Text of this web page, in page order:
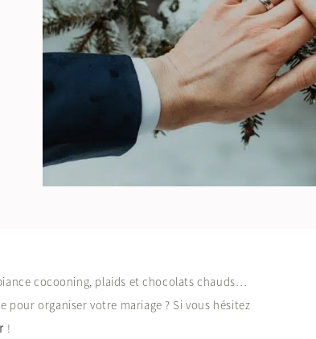
cocooning, plaids et chocolats chauds…
pour organiser votre mariage ? Si vous hésitez
!